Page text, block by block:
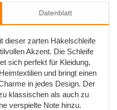
Datenblatt
dieser zarten Häkelschleife
Akzent. Die Schleife
sich perfekt für Kleidung,
und bringt einen
in jedes Design. Der
klassischen als auch zu
verspielte Note hinzu.